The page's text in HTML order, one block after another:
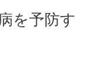
を予防す